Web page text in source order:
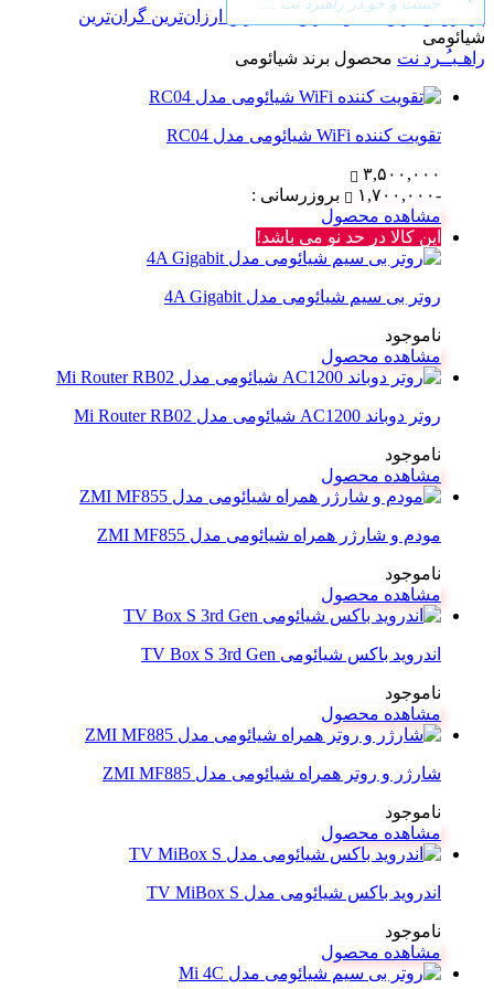
search
پرفروش ترین محبوب‌ترین ارزان‌ترین گران‌ترین
شیائومی
راهـبـُـرد نت محصول برند شیائومی
تقویت کننده WiFi شیائومی مدل RC04
۳,۵۰۰,۰۰۰
-۱,۷۰۰,۰۰۰
بروزرسانی :
مشاهده محصول
این کالا در حد نو می باشد!
روتر بی‌ سیم شیائومی مدل 4A Gigabit
ناموجود
مشاهده محصول
روتر دوباند AC1200 شیائومی مدل Mi Router RB02
ناموجود
مشاهده محصول
مودم و شارژر همراه شیائومی مدل ZMI MF855
ناموجود
مشاهده محصول
اندروید باکس شیائومی TV Box S 3rd Gen
ناموجود
مشاهده محصول
شارژر و روتر همراه شیائومی مدل ZMI MF885
ناموجود
مشاهده محصول
اندروید باکس شیائومی مدل TV MiBox S
ناموجود
مشاهده محصول